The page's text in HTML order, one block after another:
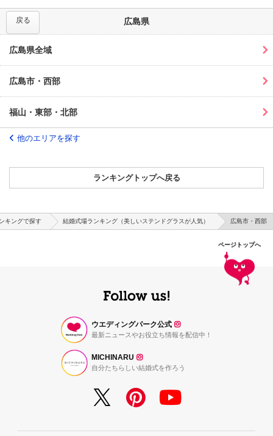
広島県
戻る
広島県全域
広島市・西部
福山・東部・北部
他のエリアを探す
ランキングトップへ戻る
キングで探す 結婚式場ランキング（美しいステンドグラスが人気） 広島市・西部
ページトップへ
ウエディングパーク公式
最新ニュースやお役立ち情報を配信中！
MICHINARU
自分たちらしい結婚式を作ろう